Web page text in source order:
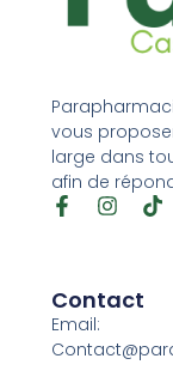
vous
large dans
afin de
Contact
Email: